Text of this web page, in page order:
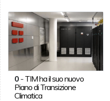
0- TIM ha il suo nuovo
Piano di Transizione
Climatica